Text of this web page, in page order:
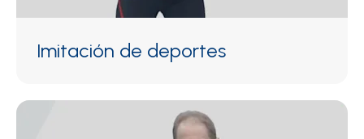
Imitación de deportes